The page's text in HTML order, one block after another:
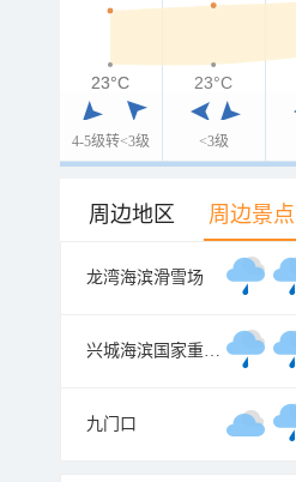
4-5级转<3级 <3级
23°C
23°C 23°C
周边地区 周边景点
龙湾海滨滑雪场
兴城海滨国家重点风景名胜区
九门口